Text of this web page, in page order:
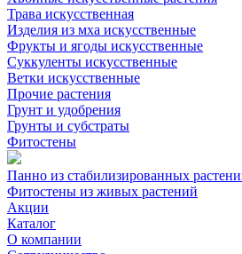
Трава искусственная
Изделия из мха искусственные
Фрукты и ягоды искусственные
Суккуленты искусственные
Ветки искусственные
Прочие растения
Грунт и удобрения
Грунты и субстраты
Фитостены
Панно из стабилизированных
Фитостены из живых растений
Акции
Каталог
О компании